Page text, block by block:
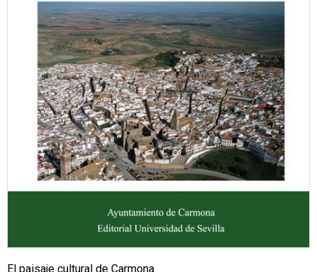
El paisaje cultural de Carmona